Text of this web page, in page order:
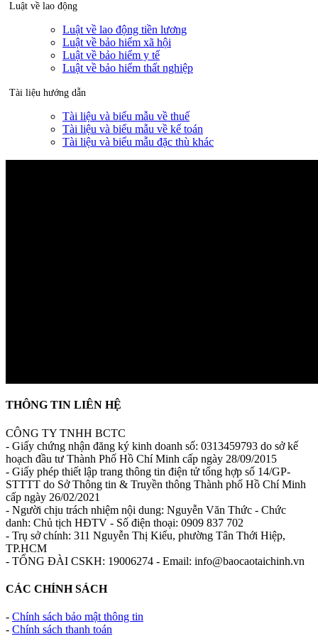
Luật về lao động
Luật về lao động tiền lương
Luật về bảo hiểm xã hội
Luật về bảo hiểm y tế
Luật về bảo hiểm thất nghiệp
Tài liệu hướng dẫn
Tài liệu và biểu mẫu về thuế
Tài liệu và biểu mẫu về kế toán
Tài liệu và biểu mẫu đặc thù khác
THÔNG TIN LIÊN HỆ
CÔNG TY TNHH BCTC
- Giấy chứng nhận đăng ký kinh doanh số: 0313459793 do sở kế
hoạch đầu tư Thành Phố Hồ Chí Minh cấp ngày 28/09/2015
- Giấy phép thiết lập trang thông tin điện tử tổng hợp số 14/GP-
STTTT do Sở Thông tin & Truyền thông Thành phố Hồ Chí Minh
cấp ngày 26/02/2021
- Người chịu trách nhiệm nội dung: Nguyễn Văn Thức - Chức
danh: Chủ tịch HĐTV - Số điện thoại: 0909 837 702
- Trụ sở chính: 311 Nguyễn Thị Kiểu, phường Tân Thới Hiệp,
TP.HCM
- TỔNG ĐÀI CSKH: 19006274 - Email: info@baocaotaichinh.vn
CÁC CHÍNH SÁCH
- Chính sách bảo mật thông tin
- Chính sách thanh toán